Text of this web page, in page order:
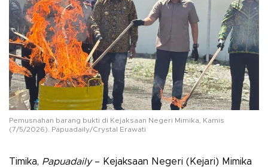
Pemusnahan barang bukti di Kejaksaan Negeri Mimika, Kamis
(7/5/2026). Papuadaily/Crystal Erawati
Timika, Papuadaily– Kejaksaan Negeri (Kejari) Mimika